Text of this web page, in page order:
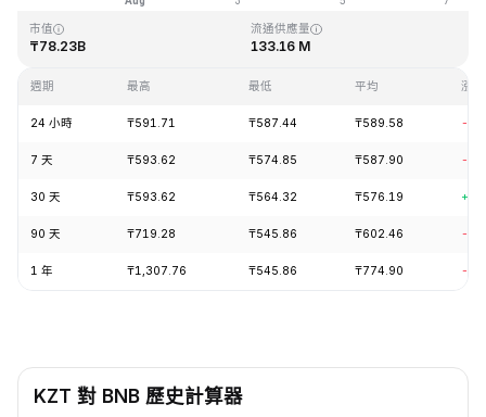
市值
₸78.23B
流通供應量
133.16 M
週期 最高 最低 平均 漲跌
24 小時 ₸591.71 ₸587.44 ₸589.58 -
7 天 ₸593.62 ₸574.85 ₸587.90 -
30 天 ₸593.62 ₸564.32 ₸576.19
90 天 ₸719.28 ₸545.86 ₸602.46 -
1 年 ₸1,307.76 ₸545.86 ₸774.90 -
KZT 對 BNB 歷史計算器